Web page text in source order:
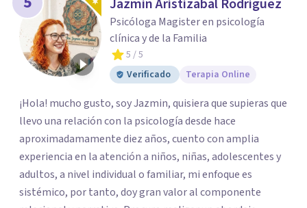
Jazmin Aristizabal Rodriguez
Psicóloga Magister en psicología
clínica y de la Familia
5 / 5
Verificado
Terapia Online
¡Hola! mucho gusto, soy Jazmin, quisiera que supieras que
llevo una relación con la psicología desde hace
aproximadamamente diez años, cuento con amplia
experiencia en la atención a niños, niñas, adolescentes y
adultos, a nivel individual o familiar, mi enfoque es
sistémico, por tanto, doy gran valor al componente